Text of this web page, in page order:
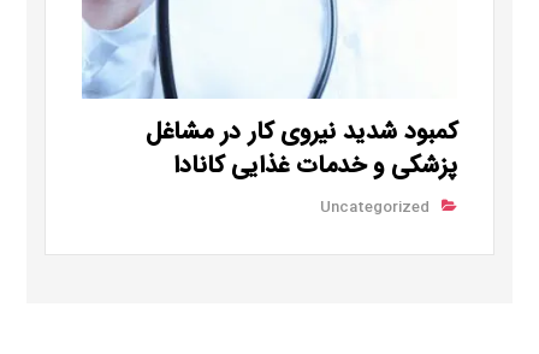
کمبود شدید نیروی کار در مشاغل
پزشکی و خدمات غذایی کانادا
Uncategorized